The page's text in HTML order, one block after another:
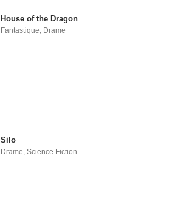
House of the Dragon
Fantastique, Drame
Silo
Drame ,Science Fiction